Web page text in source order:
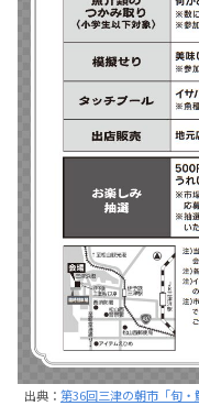
出典： 第36回三津の朝市「旬